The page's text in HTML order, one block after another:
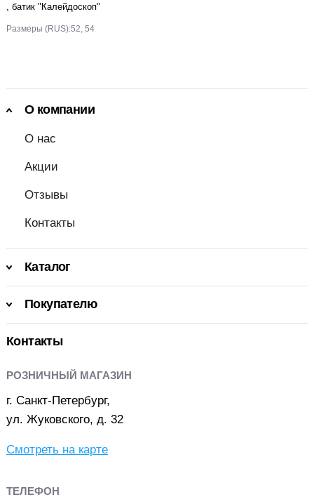
, батик "Калейдоскоп"
Размеры (RUS):52, 54
О компании
О нас
Акции
Отзывы
Контакты
Каталог
Покупателю
Контакты
РОЗНИЧНЫЙ МАГАЗИН
г. Санкт-Петербург,
ул. Жуковского, д. 32
Смотреть на карте
ТЕЛЕФОН